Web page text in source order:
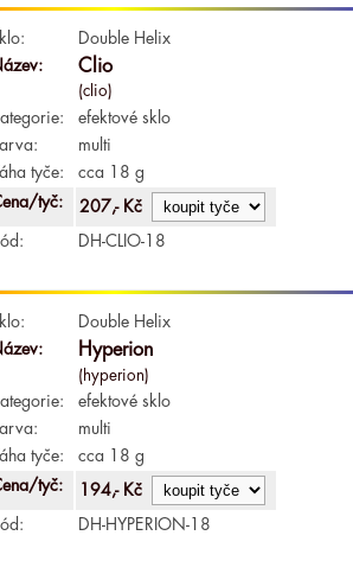
Double Helix
Clio
(clio)
efektové sklo
multi
tyče:
cca 18 g
tyč:
207,- Kč
DH-CLIO-18
Double Helix
Hyperion
(hyperion)
efektové sklo
multi
tyče:
cca 18 g
tyč:
194,- Kč
DH-HYPERION-18